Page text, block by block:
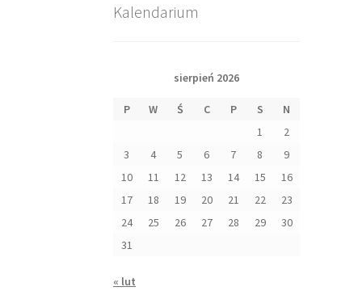
Kalendarium
sierpień 2026
P W Ś C P S
N
1
2
3
4 5 6 7 8
9
10
11 12 13 14 15
16
17
18 19 20 21 22
23
24
25 26 27 28 29
30
31
« lut